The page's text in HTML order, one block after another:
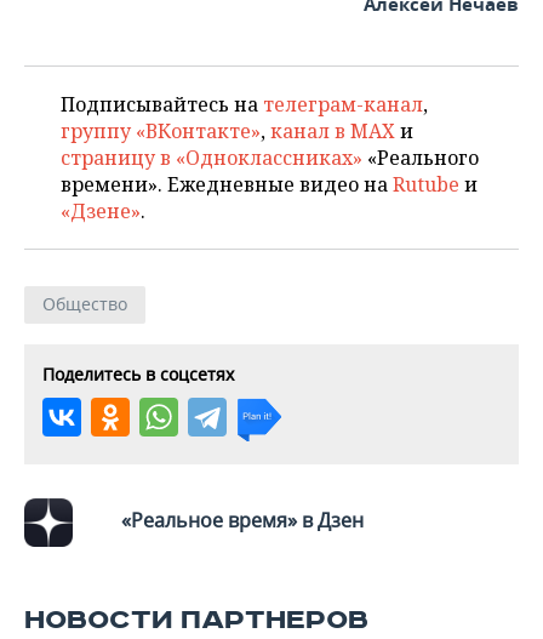
ОТКРЫТАЯ ЛЕКЦИЯ
БАСКЕТБОЛ
ВОЛЕЙБОЛ
КИБЕРСПОРТ
ФИГУРНОЕ КАТАНИЕ
ХОККЕЙ С МЯЧОМ
ИНФРАСТРУКТУРА
ИСТОРИЯ
КУЛЬТУРА
МЕДИЦИНА
ПРОИСШЕСТВИЯ
СПРАВОЧНИК
СПИСОК ПЕРСОН
СПИСОК КОМПАНИЙ
ПОЛНАЯ ВЕРСИЯ
Подписывайтесь на телеграм-канал,
группу «ВКонтакте»,канал в MAXи
страницу в «Одноклассниках» «Реального
времени». Ежедневные видео наRutube и
«Дзене».
Общество
Поделитесь в соцсетях
«Реальное время» в Дзен
НОВОСТИ ПАРТНЕРОВ